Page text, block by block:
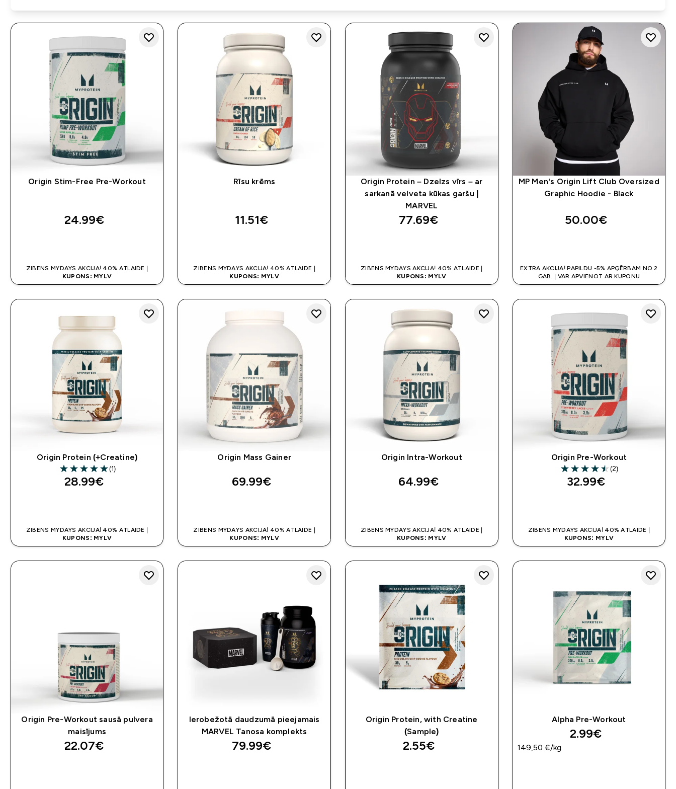
Origin Stim-Free Pre-Workout
24.99€‎
ZIBENS MYDAYS AKCIJA! 40% ATLAIDE |
KUPONS: MYLV
Rīsu krēms
11.51€‎
ZIBENS MYDAYS AKCIJA! 40% ATLAIDE |
KUPONS: MYLV
Origin Protein – Dzelzs vīrs – ar
sarkanā velveta kūkas garšu |
MARVEL
77.69€‎
ZIBENS MYDAYS AKCIJA! 40% ATLAIDE |
KUPONS: MYLV
MP Men's Origin Lift Club Oversized
Graphic Hoodie - Black
50.00€‎
EXTRA AKCIJA! PAPILDU -5% APĢĒRBAM NO 2
GAB. | VAR APVIENOT AR KUPONU
Origin Protein (+Creatine)
5 out of 5 stars
(1)
28.99€‎
ZIBENS MYDAYS AKCIJA! 40% ATLAIDE |
KUPONS: MYLV
Origin Mass Gainer
69.99€‎
ZIBENS MYDAYS AKCIJA! 40% ATLAIDE |
KUPONS: MYLV
Origin Intra-Workout
64.99€‎
ZIBENS MYDAYS AKCIJA! 40% ATLAIDE |
KUPONS: MYLV
Origin Pre-Workout
4.5 out of 5 stars
(2)
32.99€‎
ZIBENS MYDAYS AKCIJA! 40% ATLAIDE |
KUPONS: MYLV
Origin Pre-Workout sausā pulvera
maisījums
22.07€‎
Ierobežotā daudzumā pieejamais
MARVEL Tanosa komplekts
79.99€‎
Origin Protein, with Creatine
(Sample)
2.55€‎
Alpha Pre-Workout
2.99€‎
149,50 €‎/kg